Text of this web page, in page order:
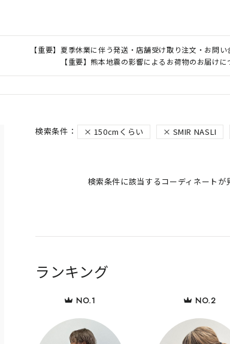
【重要】夏季休業に伴う発送・店舗受け取り注文・お問
【重要】熊本地震の影響によるお荷物のお届けに
150cmくらい SMIR NASLI
検索条件に該当するコーディネートが
ランキング